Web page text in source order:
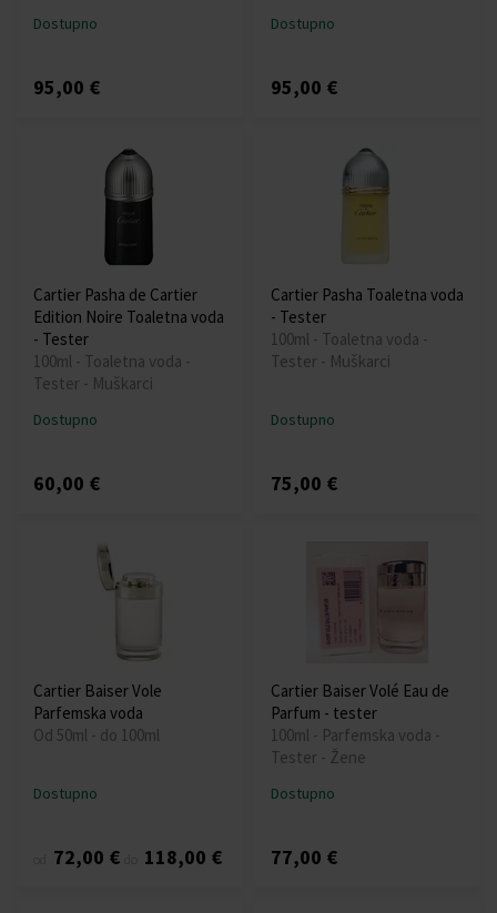
Dostupno
95,00 €
Dostupno
95,00 €
Cartier Pasha de Cartier
Edition Noire Toaletna voda
- Tester
100ml - Toaletna voda -
Tester - Muškarci
Dostupno
60,00 €
Cartier Pasha Toaletna voda
- Tester
100ml - Toaletna voda -
Tester - Muškarci
Dostupno
75,00 €
Cartier Baiser Vole
Parfemska voda
Od 50ml - do 100ml
Dostupno
72,00 € 118,00 €
Cartier Baiser Volé Eau de
Parfum - tester
100ml - Parfemska voda -
Tester - Žene
Dostupno
77,00 €